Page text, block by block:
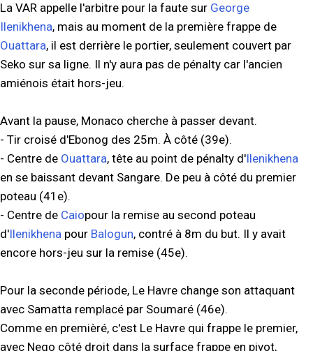
La VAR appelle l'arbitre pour la faute sur George
Ilenikhena, mais au moment de la première frappe de
Ouattara, il est derrière le portier, seulement couvert par
Seko sur sa ligne. Il n'y aura pas de pénalty car l'ancien
amiénois était hors-jeu.
Avant la pause, Monaco cherche à passer devant.
- Tir croisé d'Ebonog des 25m. À côté (39e).
- Centre de Ouattara, tête au point de pénalty d'Ilenikhena
en se baissant devant Sangare. De peu à côté du premier
poteau (41e).
- Centre de Caiopour la remise au second poteau
d'Ilenikhena pour Balogun, contré à 8m du but. Il y avait
encore hors-jeu sur la remise (45e).
Pour la seconde période, Le Havre change son attaquant
avec Samatta remplacé par Soumaré (46e).
Comme en premièré, c'est Le Havre qui frappe le premier,
avec Nego côté droit dans la surface frappe en pivot,